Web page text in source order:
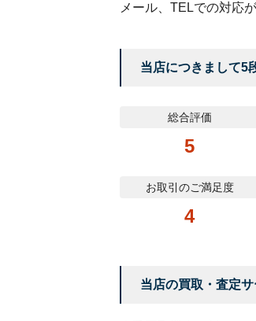
メール、TELでの対応
当店につきまして5
総合評価
5
お取引のご満足度
4
当店の買取・査定